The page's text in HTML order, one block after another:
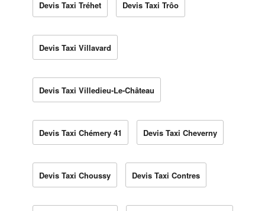
Devis Taxi Tréhet Devis Taxi Trôo
Devis Taxi Villavard
Devis Taxi Villedieu-Le-Château
Devis Taxi Chémery 41 Devis Taxi Cheverny
Devis Taxi Choussy Devis Taxi Contres